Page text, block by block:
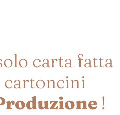
carta fatta
cartoncini
!